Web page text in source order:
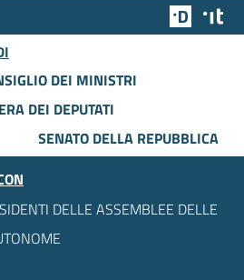
Team
DEI MINISTRI
DEI DEPUTATI
SENATO DELLA REPUBBLICA
DELLE ASSEMBLEE DELLE